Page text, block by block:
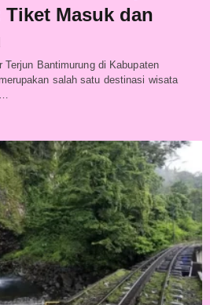
Masuk dan
Bantimurung di Kabupaten
salah satu destinasi wisata